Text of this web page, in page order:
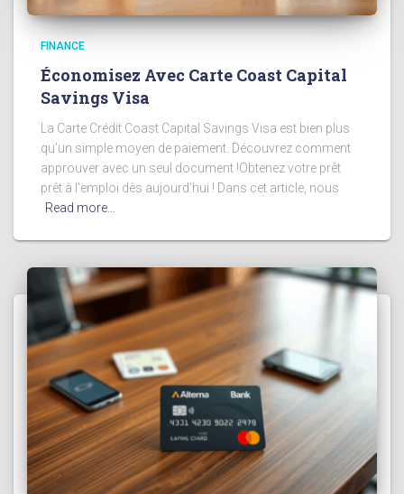
FINANCE
Économisez Avec Carte Coast Capital
Savings Visa
La Carte Crédit Coast Capital Savings Visa est bien plus
qu’un simple moyen de paiement. Découvrez comment
approuver avec un seul document !Obtenez votre prêt
prêt à l’emploi dès aujourd’hui ! Dans cet article, nous
Read more…